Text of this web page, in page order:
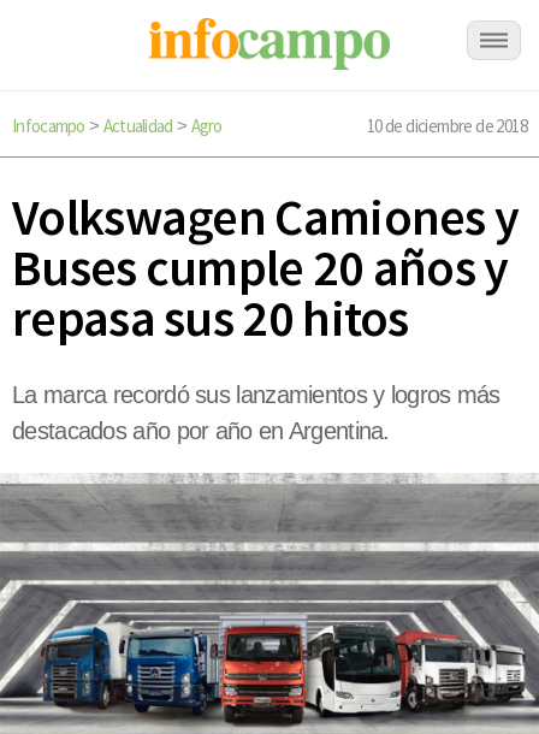
Infocampo > Actualidad > Agro 10 de diciembre de 2018
Volkswagen Camiones y
Buses cumple 20 años y
repasa sus 20 hitos
La marca recordó sus lanzamientos y logros más
destacados año por año en Argentina.